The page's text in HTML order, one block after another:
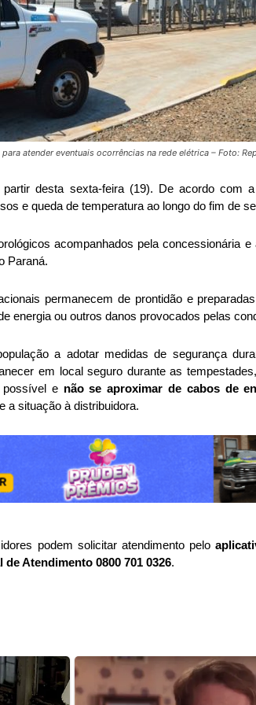
atender eventuais ocorrências na rede elétrica – Foto:
desta sexta-feira (19). De acordo com
e queda de temperatura ao longo do fim de
acompanhados pela concessionária e
Paraná.
permanecem de prontidão e
energia ou outros danos provocados pelas
a adotar medidas de segurança
em local seguro durante as
possível e não se aproximar de cabos de
a situação à distribuidora.
podem solicitar atendimento pelo
de Atendimento 0800 701 0326.